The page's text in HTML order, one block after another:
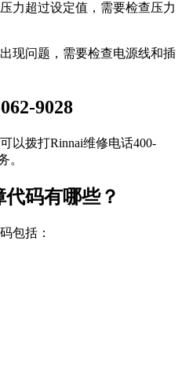
力超过设定值，需要检查压力
现问题，需要检查电源线和插
9028
以拨打Rinnai维修电话400-
。
码有哪些？
包括：